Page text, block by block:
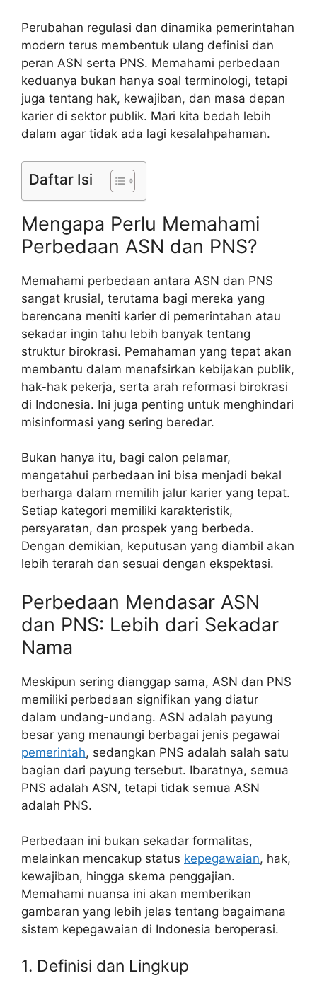
Perubahan regulasi dan dinamika pemerintahan
modern terus membentuk ulang definisi dan
peran ASN serta PNS. Memahami perbedaan
keduanya bukan hanya soal terminologi, tetapi
juga tentang hak, kewajiban, dan masa depan
karier di sektor publik. Mari kita bedah lebih
dalam agar tidak ada lagi kesalahpahaman.
Daftar Isi
Mengapa Perlu Memahami
Perbedaan ASN dan PNS?
Memahami perbedaan antara ASN dan PNS
sangat krusial, terutama bagi mereka yang
berencana meniti karier di pemerintahan atau
sekadar ingin tahu lebih banyak tentang
struktur birokrasi. Pemahaman yang tepat akan
membantu dalam menafsirkan kebijakan publik,
hak-hak pekerja, serta arah reformasi birokrasi
di Indonesia. Ini juga penting untuk menghindari
misinformasi yang sering beredar.
Bukan hanya itu, bagi calon pelamar,
mengetahui perbedaan ini bisa menjadi bekal
berharga dalam memilih jalur karier yang tepat.
Setiap kategori memiliki karakteristik,
persyaratan, dan prospek yang berbeda.
Dengan demikian, keputusan yang diambil akan
lebih terarah dan sesuai dengan ekspektasi.
Perbedaan Mendasar ASN
dan PNS: Lebih dari Sekadar
Nama
Meskipun sering dianggap sama, ASN dan PNS
memiliki perbedaan signifikan yang diatur
dalam undang-undang. ASN adalah payung
besar yang menaungi berbagai jenis pegawai
pemerintah, sedangkan PNS adalah salah satu
bagian dari payung tersebut. Ibaratnya, semua
PNS adalah ASN, tetapi tidak semua ASN
adalah PNS.
Perbedaan ini bukan sekadar formalitas,
melainkan mencakup status kepegawaian, hak,
kewajiban, hingga skema penggajian.
Memahami nuansa ini akan memberikan
gambaran yang lebih jelas tentang bagaimana
sistem kepegawaian di Indonesia beroperasi.
1. Definisi dan Lingkup